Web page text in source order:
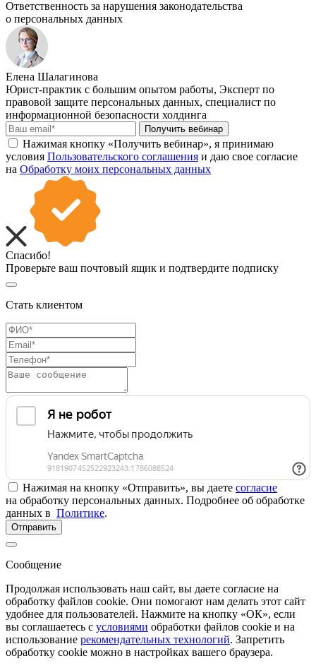
Ответственность за нарушения законодательства
о персональных данных
Елена Шалагинова
Юрист-практик с большим опытом работы, Эксперт по
правовой защите персональных данных, специалист по
информационной безопасности холдинга
Получить вебинар
Нажимая кнопку «Получить вебинар», я принимаю
условия Пользовательского соглашения и даю свое согласие
на Обработку моих персональных данных
Спасибо!
Проверьте ваш почтовый ящик и подтвердите подписку
Стать клиентом
Нажимая на кнопку «Отправить», вы даете согласие
на обработку персональных данных. Подробнее об обработке
данных в Политике.
Отправить
Сообщение
Продолжая использовать наш сайт, вы даете согласие на
обработку файлов cookie. Они помогают нам делать этот сайт
удобнее для пользователей. Нажмите на кнопку «ОК», если
вы соглашаетесь с условиями обработки файлов cookie и на
использование рекомендательных технологий. Запретить
обработку cookie можно в настройках вашего браузера.